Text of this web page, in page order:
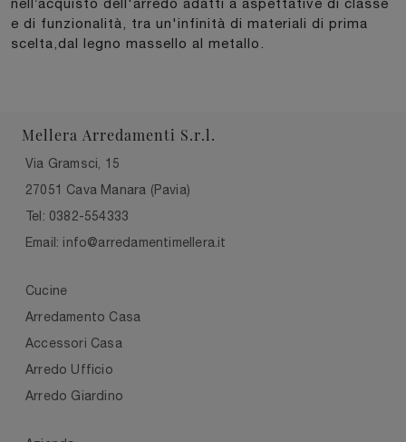
nell’acquisto dell'arredo adatti a aspettative di classe
e di funzionalità, tra un'infinità di materiali di prima
scelta,dal legno massello al metallo.
Mellera Arredamenti S.r.l.
Via Gramsci, 15
27051 Cava Manara (Pavia)
Tel: 0382-554333
Email: info@arredamentimellera.it
Cucine
Arredamento Casa
Accessori Casa
Arredo Ufficio
Arredo Giardino